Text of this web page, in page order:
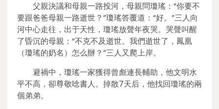
父親決議和母親一路投河，母親問瓊瑤：“你要不
要跟爸爸母親一路逝世？”瓊瑤答覆道：“好。”三人向
河中心走往，出于天性，瓊瑤放聲年夜哭。哭聲叫醒
了昏沉的母親：“不克不及逝世。我們逝世了，鳳凰
（瓊瑤的奶名）怎么辦？”三人又爬上岸。
避禍中，瓊瑤一家獲得曾彪連長輔助，他文明水
平不高，卻尊敬唸書人。掉散7天后，他找回瓊瑤的兩
個弟弟。